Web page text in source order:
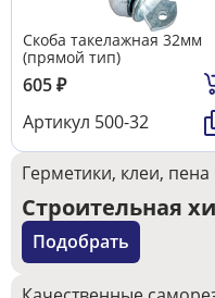
Скоба такелажная 32мм
(прямой тип)
605₽
Артикул 500-32
Герметики, клеи,
Строительная
Подобрать